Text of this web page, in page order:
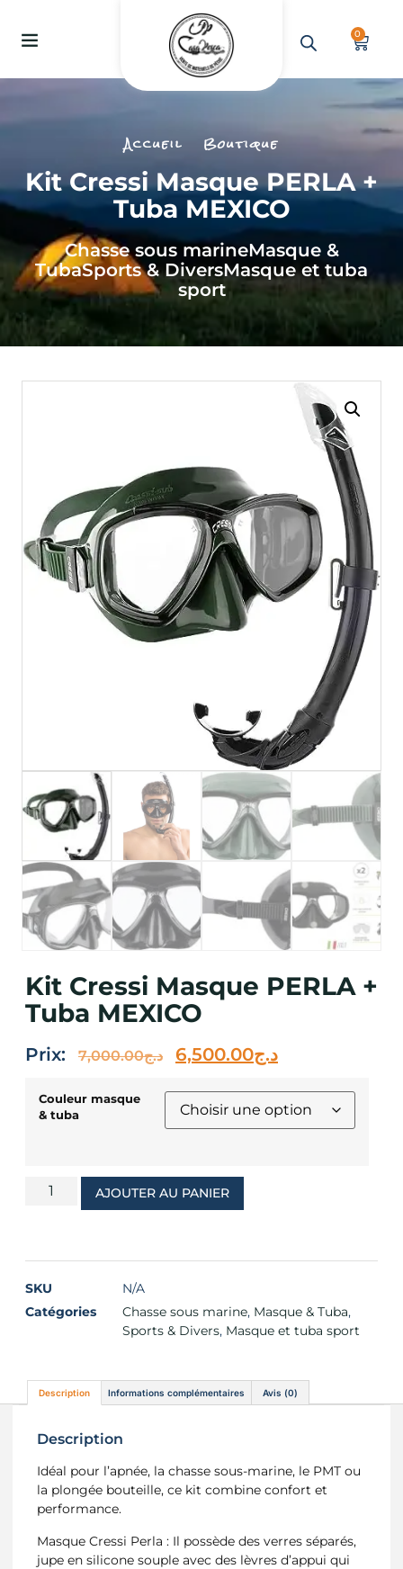
0
Accueil Boutique
Kit Cressi Masque PERLA +
Tuba MEXICO
Chasse sous marineMasque &
TubaSports & DiversMasque et tuba
sport
Kit Cressi Masque PERLA +
Tuba MEXICO
Prix: د.ج7,000.00 د.ج6,500.00
Couleur masque
& tuba
AJOUTER AU PANIER
SKU
N/A
Catégories
Chasse sous marine, Masque & Tuba,
Sports & Divers, Masque et tuba sport
Description Informations complémentaires Avis (0)
Description
Idéal pour l’apnée, la chasse sous-marine, le PMT ou
la plongée bouteille, ce kit combine confort et
performance.
Masque Cressi Perla : Il possède des verres séparés,
jupe en silicone souple avec des lèvres d’appui qui